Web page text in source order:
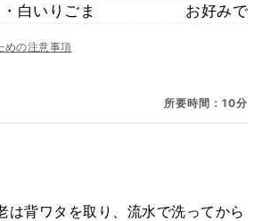
白いりごま
お好みで
めの注意事項
所要時間：10分
は背ワタを取り、流水で洗ってから